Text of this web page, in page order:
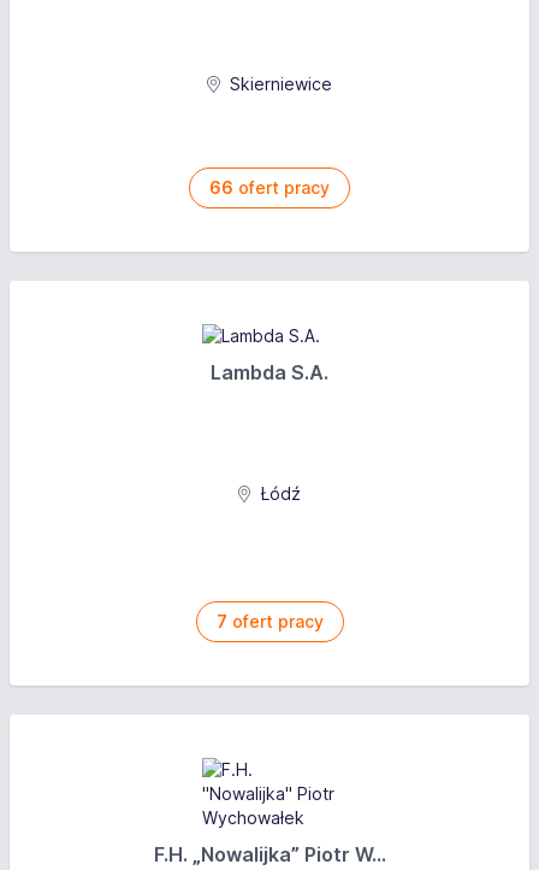
Skierniewice
66 ofert pracy
Lambda S.A.
Łódź
7 ofert pracy
F.H. „Nowalijka” Piotr W...